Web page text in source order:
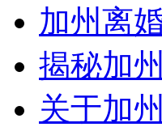
加州离
揭秘加
关于加